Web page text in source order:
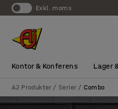
exkl. moms
Kontor & Konferens Lager
AJ Produkter Serier Combo